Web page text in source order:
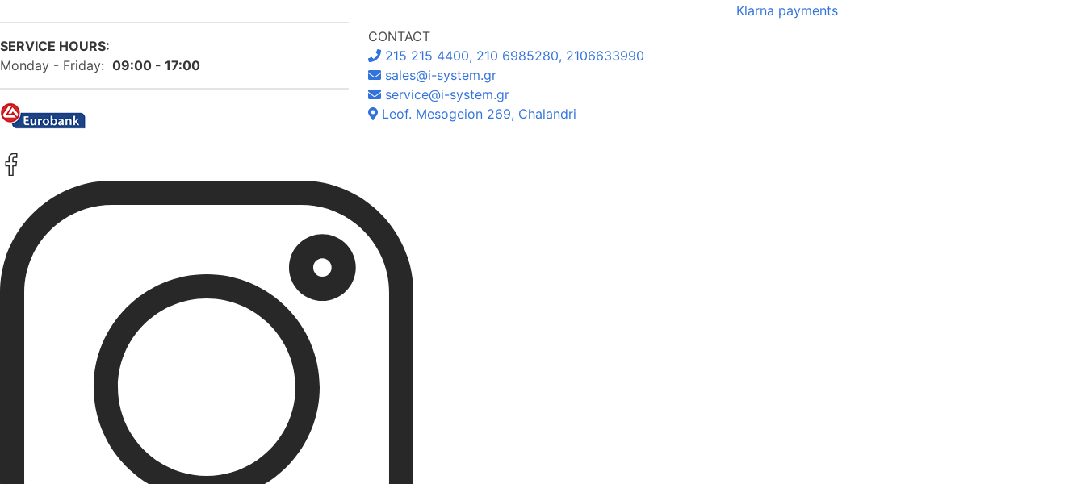
SERVICE HOURS:
Monday - Friday: 09:00 - 17:00
CONTACT
215 215 4400, 210 6985280, 2106633990
sales@i-system.gr
service@i-system.gr
Leof. Mesogeion 269, Chalandri
Klarna payments